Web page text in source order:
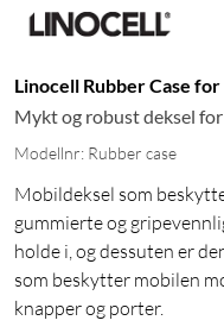
Linocell Rubber Case
Mykt og robust deksel
Modellnr: Rubber case
Mobildeksel som
gummierte og
holde i, og dessuten er
som beskytter mobilen
knapper og porter.